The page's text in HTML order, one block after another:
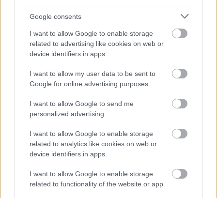
Google consents
I want to allow Google to enable storage
related to advertising like cookies on web or
device identifiers in apps.
I want to allow my user data to be sent to
Google for online advertising purposes.
I want to allow Google to send me
personalized advertising.
I want to allow Google to enable storage
related to analytics like cookies on web or
device identifiers in apps.
I want to allow Google to enable storage
related to functionality of the website or app.
Természet
DAVID ATTENBOROUGH ÚJ ÓCEÁNFILMJE
JÚNIUSBAN DEBÜTÁL: LENYŰGÖZŐ UTAZÁS A
TENGEREK MEGMENTÉSÉÉRT